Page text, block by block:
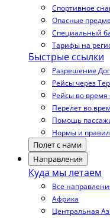
Спортивное
Опасные
Специальный
Тарифы на
Быстрые ссылки
Разрешение
Рейсы через
Рейсы во
Перелет во
Помощь
Нормы и
Полет с нами
Направления
Куда мы летаем
Все
Африка
Центральная